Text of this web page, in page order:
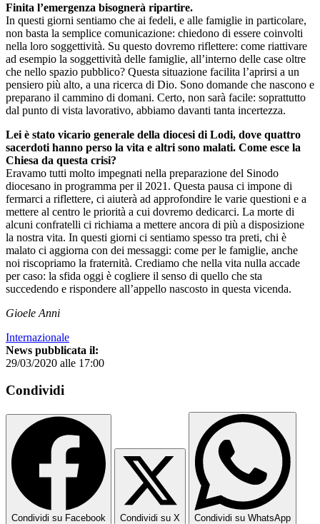
Finita l’emergenza bisognerà ripartire.
In questi giorni sentiamo che ai fedeli, e alle famiglie in particolare,
non basta la semplice comunicazione: chiedono di essere coinvolti
nella loro soggettività. Su questo dovremo riflettere: come riattivare
ad esempio la soggettività delle famiglie, all’interno delle case oltre
che nello spazio pubblico? Questa situazione facilita l’aprirsi a un
pensiero più alto, a una ricerca di Dio. Sono domande che nascono e
preparano il cammino di domani. Certo, non sarà facile: soprattutto
dal punto di vista lavorativo, abbiamo davanti tanta incertezza.
Lei è stato vicario generale della diocesi di Lodi, dove quattro
sacerdoti hanno perso la vita e altri sono malati. Come esce la
Chiesa da questa crisi?
Eravamo tutti molto impegnati nella preparazione del Sinodo
diocesano in programma per il 2021. Questa pausa ci impone di
fermarci a riflettere, ci aiuterà ad approfondire le varie questioni e a
mettere al centro le priorità a cui dovremo dedicarci. La morte di
alcuni confratelli ci richiama a mettere ancora di più a disposizione
la nostra vita. In questi giorni ci sentiamo spesso tra preti, chi è
malato ci aggiorna con dei messaggi: come per le famiglie, anche
noi riscopriamo la fraternità. Crediamo che nella vita nulla accade
per caso: la sfida oggi è cogliere il senso di quello che sta
succedendo e rispondere all’appello nascosto in questa vicenda.
Gioele Anni
Internazionale
News pubblicata il:
29/03/2020 alle 17:00
Condividi
Condividi su Facebook Condividi su X Condividi su WhatsApp